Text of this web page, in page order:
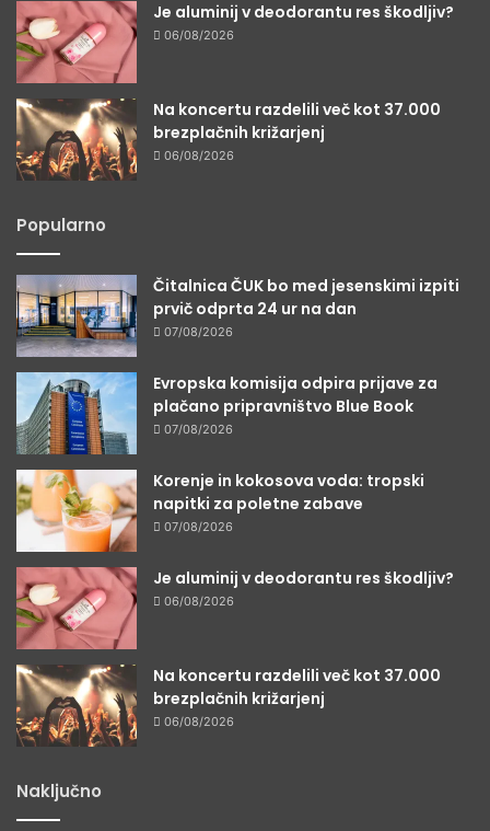
Je aluminij v deodorantu res škodljiv?
06/08/2026
Na koncertu razdelili več kot 37.000
brezplačnih križarjenj
06/08/2026
Popularno
Čitalnica ČUK bo med jesenskimi izpiti
prvič odprta 24 ur na dan
07/08/2026
Evropska komisija odpira prijave za
plačano pripravništvo Blue Book
07/08/2026
Korenje in kokosova voda: tropski
napitki za poletne zabave
07/08/2026
Je aluminij v deodorantu res škodljiv?
06/08/2026
Na koncertu razdelili več kot 37.000
brezplačnih križarjenj
06/08/2026
Naključno